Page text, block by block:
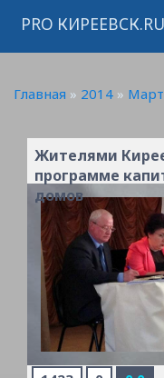
PRO
Главная » 2014 » Март
Жителями
программе
домов